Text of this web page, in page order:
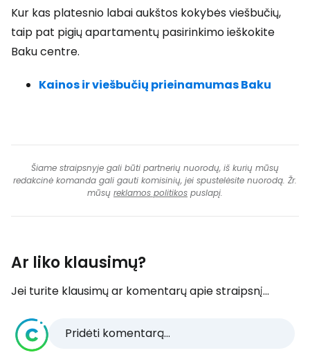
Kur kas platesnio labai aukštos kokybės viešbučių,
taip pat pigių apartamentų pasirinkimo ieškokite
Baku centre.
Kainos ir viešbučių prieinamumas Baku
Šiame straipsnyje gali būti partnerių nuorodų, iš kurių mūsų
redakcinė komanda gali gauti komisinių, jei spustelėsite nuorodą. Žr.
mūsų reklamos politikos puslapį.
Ar liko klausimų?
Jei turite klausimų ar komentarų apie straipsnį...
Pridėti komentarą...